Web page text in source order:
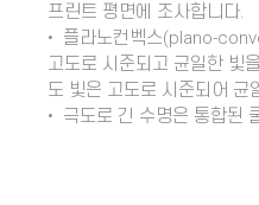
프린트 평면에 조사합니다.
• 플라노컨벡스(plano-
고도로 시준되고 균일한 빛
도 빛은 고도로 시준되어 균
• 극도로 긴 수명은 통합된